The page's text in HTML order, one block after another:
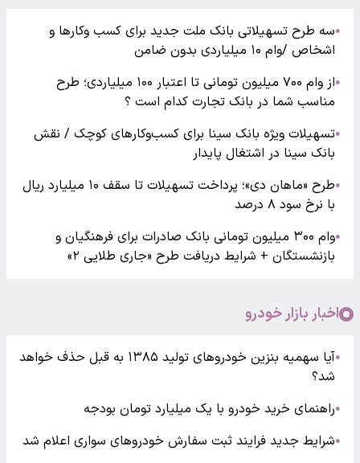
●سه طرح تسهیلاتی بانک ملت جدید برای کسب وکارها و
اشخاص /وام ۱۰ میلیاردی بدون ضامن
●
از وام ۷۰۰ میلیون تومانی تا اعتبار ۱۰۰ میلیاردی؛ طرح
مناسب شما در بانک تجارت کدام است ؟
●تسهیلات ویژه بانک سینا برای کسب‌وکارهای کوچک / نقش
بانک سینا در اشتغال پایدار
●
طرح «ماهان دی»؛ پرداخت تسهیلات تا سقف ۱۰ میلیارد ریال
با نرخ سود ۸ درصد
●
وام ۳۰۰ میلیون تومانی بانک صادرات برای فرهنگیان و
بازنشستگان + شرایط دریافت طرح «جاری طلایی ۲»
اخبار بازار خودرو
●
آیا سهمیه بنزین خودروهای تولید ۱۳۸۵ به قبل حذف خواهد
شد؟
●راهنمای خرید خودرو با یک میلیارد تومان بودجه
●شرایط جدید فرایند ثبت سفارش خودروهای سواری اعلام شد